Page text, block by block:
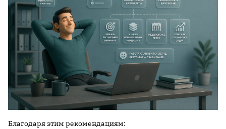
Благодаря этим рекомендациям: